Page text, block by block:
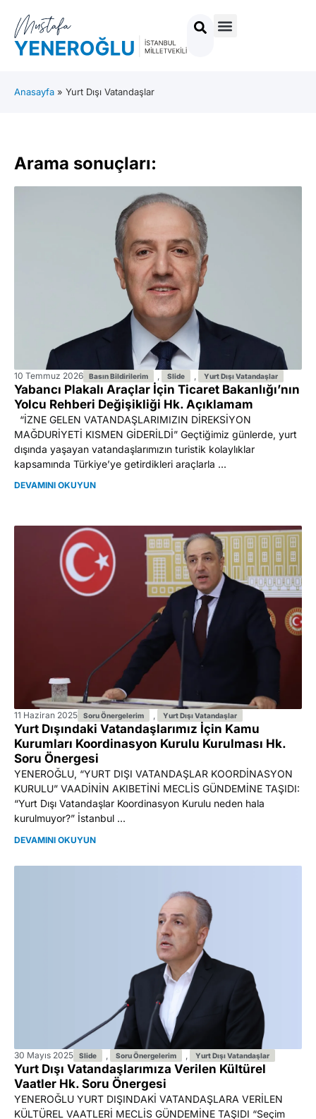
Anasayfa » Yurt Dışı Vatandaşlar
Arama sonuçları:
10 Temmuz 2026 Basın Bildirilerim Slide Yurt Dışı Vatandaşlar
Yabancı Plakalı Araçlar İçin Ticaret Bakanlığı’nın
Yolcu Rehberi Değişikliği Hk. Açıklamam
“İZNE GELEN VATANDAŞLARIMIZIN DİREKSİYON
MAĞDURİYETİ KISMEN GİDERİLDİ” Geçtiğimiz günlerde, yurt
dışında yaşayan vatandaşlarımızın turistik kolaylıklar
kapsamında Türkiye’ye getirdikleri araçlarla ...
DEVAMINI OKUYUN
11 Haziran 2025 Soru Önergelerim , Yurt Dışı Vatandaşlar
Yurt Dışındaki Vatandaşlarımız İçin Kamu
Kurumları Koordinasyon Kurulu Kurulması Hk.
Soru Önergesi
YENEROĞLU, “YURT DIŞI VATANDAŞLAR KOORDİNASYON
KURULU” VAADİNİN AKIBETİNİ MECLİS GÜNDEMİNE TAŞIDI:
“Yurt Dışı Vatandaşlar Koordinasyon Kurulu neden hala
kurulmuyor?” İstanbul ...
DEVAMINI OKUYUN
30 Mayıs 2025 Slide Soru Önergelerim Yurt Dışı Vatandaşlar
Yurt Dışı Vatandaşlarımıza Verilen Kültürel
Vaatler Hk. Soru Önergesi
YENEROĞLU YURT DIŞINDAKİ VATANDAŞLARA VERİLEN
KÜLTÜREL VAATLERİ MECLİS GÜNDEMİNE TAŞIDI “Seçim